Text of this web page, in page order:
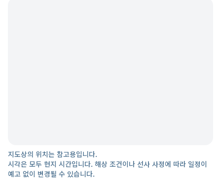
지도상의 위치는 참고용입니다.
시각은 모두 현지 시간입니다. 해상 조건이나 선사 사정에 따라 일정이
예고 없이 변경될 수 있습니다.